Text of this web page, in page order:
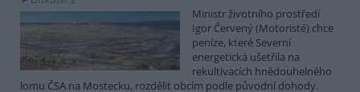
Ministr životního prostředí
Igor Červený (Motoristé) chce
peníze, které Severní
energetická ušetřila na
rekultivacích hnědouhelného
lomu ČSA na Mostecku, rozdělit obcím podle původní dohody.